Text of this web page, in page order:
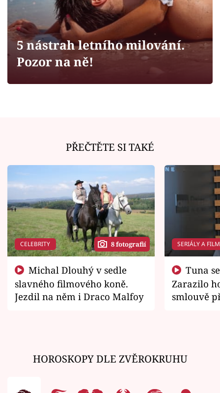
Sledujte prima+
Filmový festival Karlovy Vary
Sledujte nás
5 nástrah letního milování.
Pozor na ně!
PŘEČTĚTE SI TAKÉ
CELEBRITY 8 fotografií
slavného filmového koně.
Jezdil na něm i Draco Malfoy
SERIÁLY A
Zarazilo
smlouvě
HOROSKOPY DLE ZVĚROKRUHU